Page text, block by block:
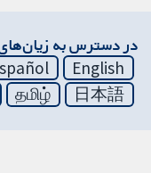
در دسترس به
English
日本語
தமிழ்